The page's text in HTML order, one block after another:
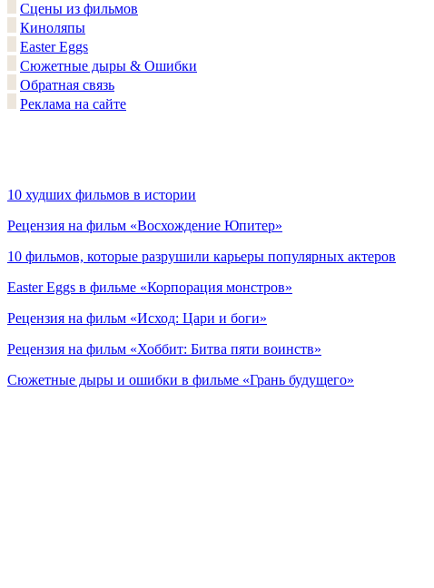
Сцены из фильмов
Киноляпы
Easter Eggs
Сюжетные дыры & Ошибки
Обратная связь
Реклама на сайте
10 худших фильмов в истории
Рецензия на фильм «Восхождение Юпитер»
10 фильмов, которые разрушили карьеры популярных актеров
Easter Eggs в фильме «Корпорация монстров»
Рецензия на фильм «Исход: Цари и боги»
Рецензия на фильм «Хоббит: Битва пяти воинств»
Сюжетные дыры и ошибки в фильме «Грань будущего»